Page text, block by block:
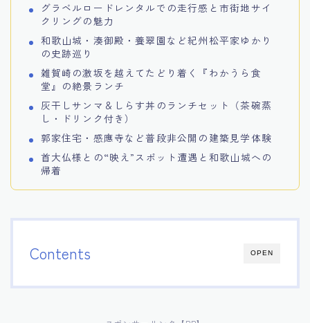
グラベルロードレンタルでの走行感と市街地サイ
クリングの魅力
和歌山城・湊御殿・養翠園など紀州松平家ゆかり
の史跡巡り
雑賀崎の激坂を越えてたどり着く『わかうら食
堂』の絶景ランチ
灰干しサンマ＆しらす丼のランチセット（茶碗蒸
し・ドリンク付き）
郭家住宅・感應寺など普段非公開の建築見学体験
首大仏様との“映え”スポット遭遇と和歌山城への
帰着
OPEN
Contents